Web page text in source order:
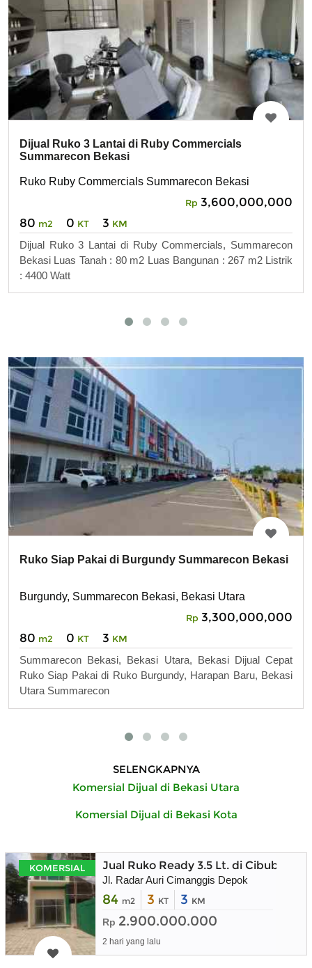
Dijual Ruko 3 Lantai di Ruby Commercials
Summarecon Bekasi
Ruko Ruby Commercials Summarecon Bekasi
Rp 3,600,000,000
80 m2 0 KT 3 KM
Dijual Ruko 3 Lantai di Ruby Commercials, Summarecon
Bekasi Luas Tanah : 80 m2 Luas Bangunan : 267 m2 Listrik
: 4400 Watt
Ruko Siap Pakai di Burgundy Summarecon Bekasi
Burgundy, Summarecon Bekasi, Bekasi Utara
Rp 3,300,000,000
80 m2 0 KT 3 KM
Summarecon Bekasi, Bekasi Utara, Bekasi Dijual Cepat
Ruko Siap Pakai di Ruko Burgundy, Harapan Baru, Bekasi
Utara Summarecon
SELENGKAPNYA
Komersial Dijual di Bekasi Utara
Komersial Dijual di Bekasi Kota
KOMERSIAL Jual Ruko Ready 3.5 Lt. di Cibubur
Jl. Radar Auri Cimanggis Depok
84 m2 3 KT 3 KM
Rp 2.900.000.000
2 hari yang lalu